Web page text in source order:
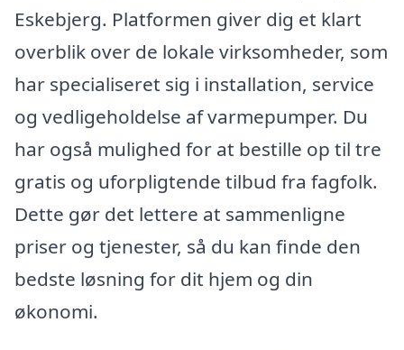
Eskebjerg. Platformen giver dig et klart
overblik over de lokale virksomheder, som
har specialiseret sig i installation, service
og vedligeholdelse af varmepumper. Du
har også mulighed for at bestille op til tre
gratis og uforpligtende tilbud fra fagfolk.
Dette gør det lettere at sammenligne
priser og tjenester, så du kan finde den
bedste løsning for dit hjem og din
økonomi.